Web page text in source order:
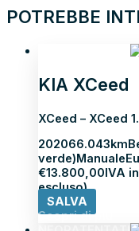
POTREBBE
KIA XCeed
XCeed – XCeed
202066.043km
verde)Manuale
€13.800,00IVA
escluso)
SALVA
Scopri di più